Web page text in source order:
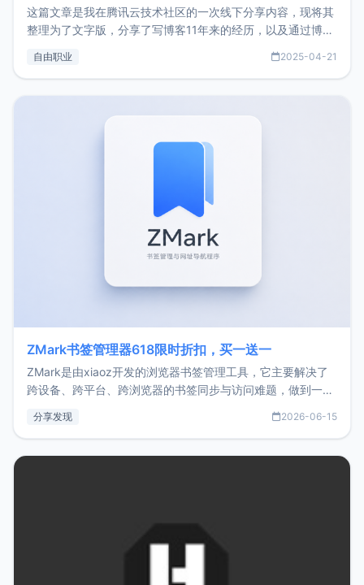
这篇文章是我在腾讯云技术社区的一次线下分享内容，现将其
整理为了文字版，分享了写博客11年来的经历，以及通过博客
了我的首个产品ImgURL的真实数据和产品现状。自我介绍大
自由职业 2025-04-21
ZMark书签管理器618限时折扣，买一送一
ZMark是由xiaoz开发的浏览器书签管理工具，它主要解决了
跨设备、跨平台、跨浏览器的书签同步与访问难题，做到一处
用，让管理更高效。ZMark官网地址：
分享发现 2026-06-15